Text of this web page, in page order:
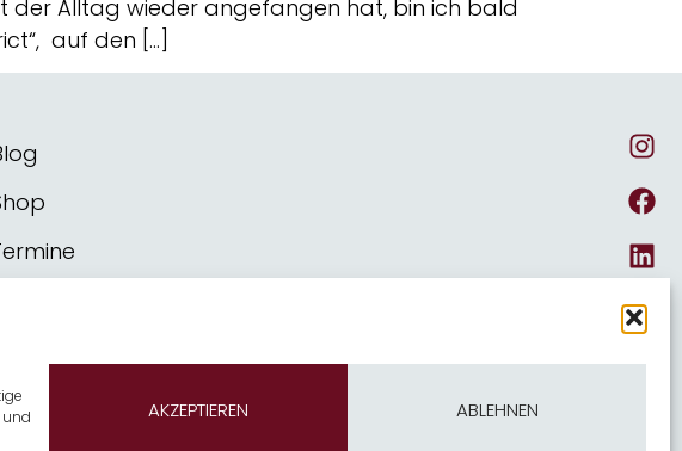
AKZEPTIEREN ABLEHNEN
der Alltag wieder angefangen hat, bin ich bald
auf den […]